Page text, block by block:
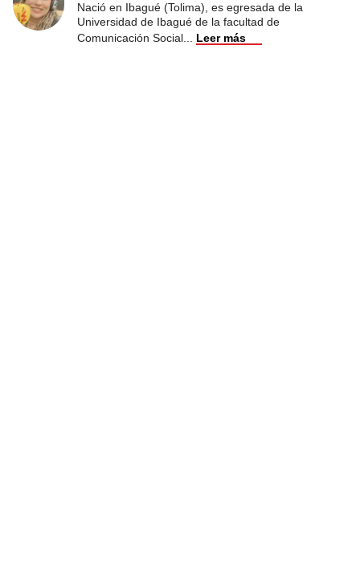
Nació en Ibagué (Tolima), es egresada de la
Universidad de Ibagué de la facultad de
Comunicación Social
Leer más